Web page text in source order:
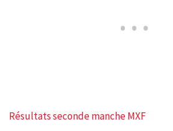
Résultats seconde manche MXF